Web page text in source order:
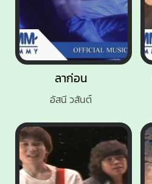
ลาก่อน
อัสนี วสันต์